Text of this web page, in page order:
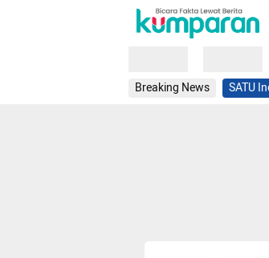
Breaking News SATU